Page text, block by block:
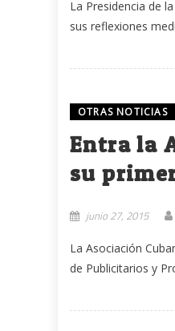
La Presidencia de
sus reflexiones
OTRAS NOTICIAS
Entra la
su
junio 27, 2015
La Asociación
de Publicitarios y